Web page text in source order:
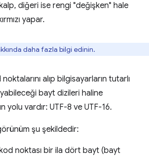
diğeri ise rengi "değişken" hale
yapar.
daha fazla bilgi edinin.
alıp bilgisayarların tutarlı
bayt dizileri haline
yolu vardır: UTF-8 ve UTF-16.
şu şekildedir:
noktası bir ila dört bayt (bayt